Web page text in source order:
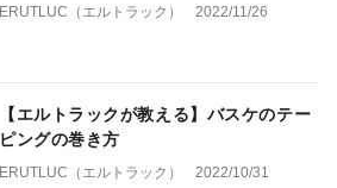
ERUTLUC（エルトラック） 2022/11/26
【エルトラックが教える】バスケのテー
ピングの巻き方
ERUTLUC（エルトラック） 2022/10/31